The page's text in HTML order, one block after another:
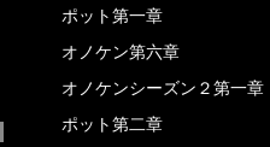
ポット第一章
オノケン第六章
オノケンシーズン２第一章
ポット第二章